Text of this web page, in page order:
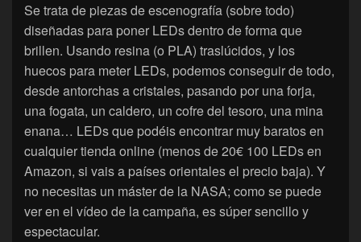
Se trata de piezas de escenografía (sobre todo)
diseñadas para poner LEDs dentro de forma que
brillen. Usando resina (o PLA) traslúcidos, y los
huecos para meter LEDs, podemos conseguir de todo,
desde antorchas a cristales, pasando por una forja,
una fogata, un caldero, un cofre del tesoro, una mina
enana… LEDs que podéis encontrar muy baratos en
cualquier tienda online (menos de 20€ 100 LEDs en
Amazon, si vais a países orientales el precio baja). Y
no necesitas un máster de la NASA; como se puede
ver en el vídeo de la campaña, es súper sencillo y
espectacular.